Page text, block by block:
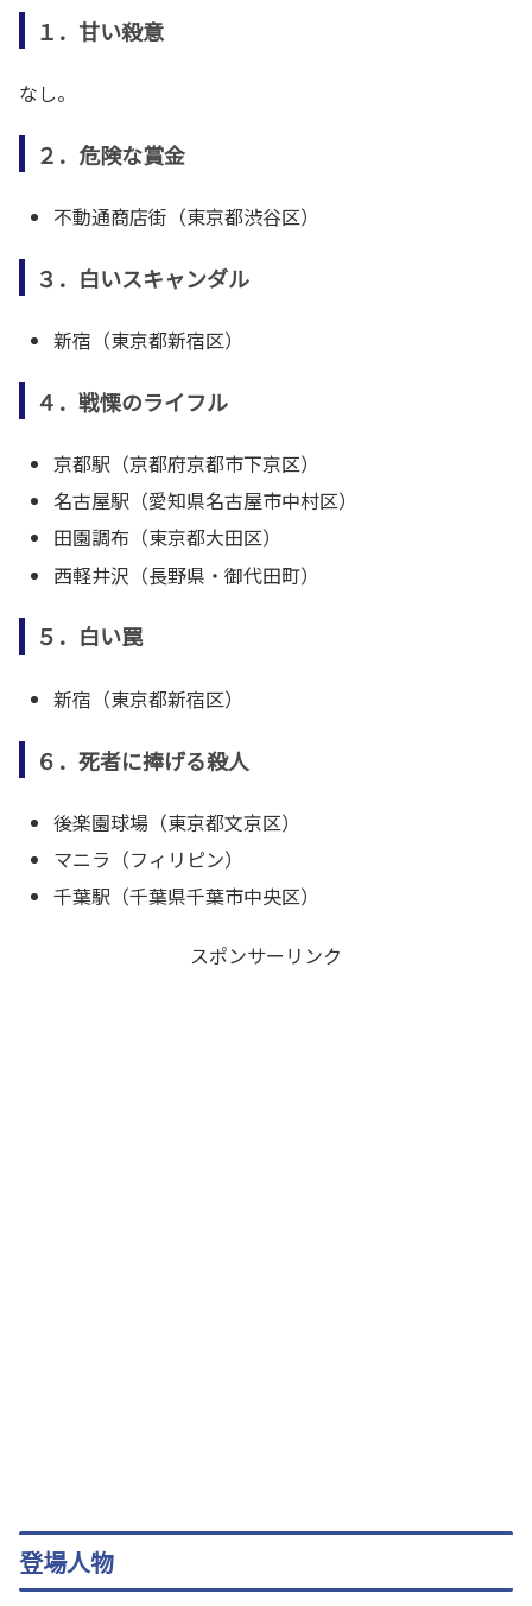
１．甘い殺意
なし。
２．危険な賞金
不動通商店街（東京都渋谷区）
３．白いスキャンダル
新宿（東京都新宿区）
４．戦慄のライフル
京都駅（京都府京都市下京区）
名古屋駅（愛知県名古屋市中村区）
田園調布（東京都大田区）
西軽井沢（長野県・御代田町）
５．白い罠
新宿（東京都新宿区）
６．死者に捧げる殺人
後楽園球場（東京都文京区）
マニラ（フィリピン）
千葉駅（千葉県千葉市中央区）
スポンサーリンク
登場人物